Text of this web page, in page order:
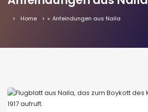
Home » Anfeindungen aus Naila